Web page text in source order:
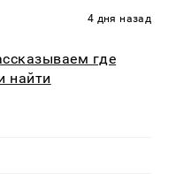
4 дня назад
где
найти